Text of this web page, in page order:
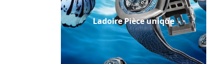
Ladoire Pièce unique